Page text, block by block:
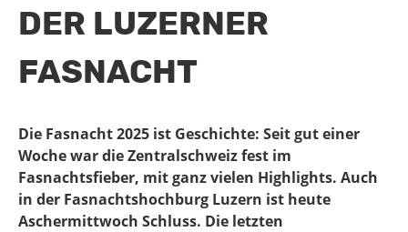
DER LUZERNER
FASNACHT
Die Fasnacht 2025 ist Geschichte: Seit gut einer
Woche war die Zentralschweiz fest im
Fasnachtsfieber, mit ganz vielen Highlights. Auch
in der Fasnachtshochburg Luzern ist heute
Aschermittwoch Schluss. Die letzten